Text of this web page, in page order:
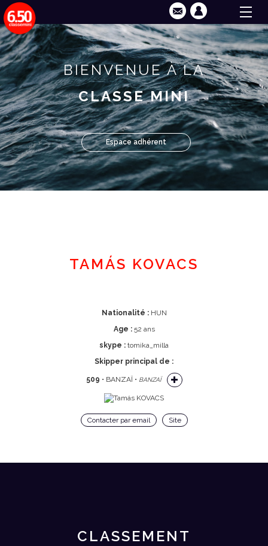
BIENVENUE À LA
CLASSE MINI
Espace adhérent
TAMÁS KOVACS
Nationalité :HUN
Age :52 ans
skype : tomika_milla
Skipper principal de :
509 • BANZAÏ • BANZAÏ
Contacter par email Site
CLASSEMENT